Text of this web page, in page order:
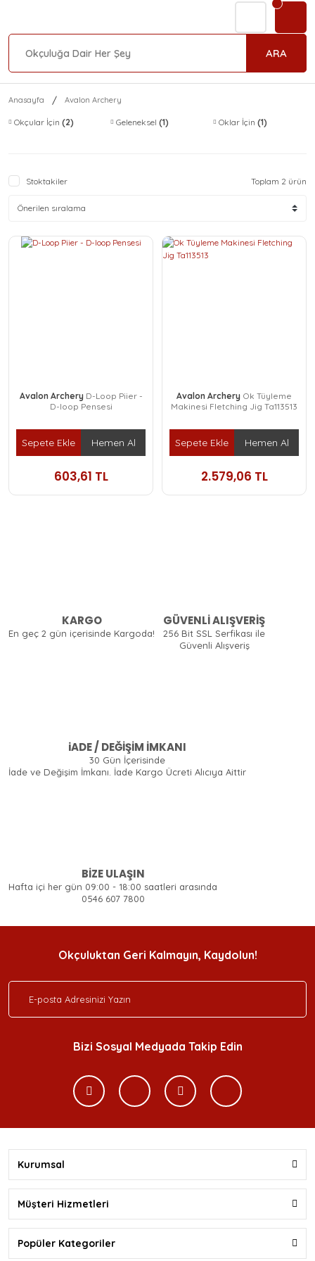
ARA
Anasayfa Avalon Archery
Okçular İçin (2) Geleneksel(1) Oklar İçin (1)
Stoktakiler Toplam 2 ürün
Avalon Archery D-Loop Piier -
D-loop Pensesi
Sepete Ekle Hemen Al
603,61 TL
Avalon Archery Ok Tüyleme
Makinesi Fletching Jig Ta113513
Sepete Ekle Hemen Al
2.579,06 TL
KARGO
En geç 2 gün içerisinde Kargoda!
GÜVENLİ ALIŞVERİŞ
256 Bit SSL Serfikası ile
Güvenli Alışveriş
iADE / DEĞİŞİM İMKANI
30 Gün İçerisinde
İade ve Değişim İmkanı. İade Kargo Ücreti Alıcıya Aittir
BİZE ULAŞIN
Hafta içi her gün 09:00 - 18:00 saatleri arasında
0546 607 7800
Okçuluktan Geri Kalmayın, Kaydolun!
Bizi Sosyal Medyada Takip Edin
Kurumsal
Müşteri Hizmetleri
Popüler Kategoriler